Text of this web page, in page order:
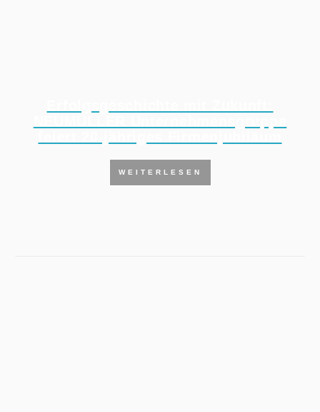
WEITERLESEN